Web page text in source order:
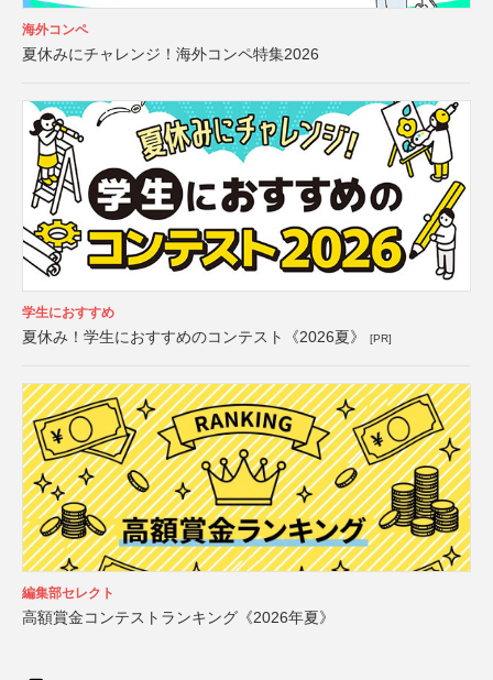
海外コンペ
夏休みにチャレンジ！海外コンペ特集2026
学生におすすめ
夏休み！学生におすすめのコンテスト《2026夏》 [PR]
編集部セレクト
高額賞金コンテストランキング《2026年夏》